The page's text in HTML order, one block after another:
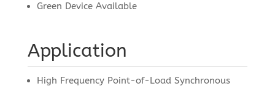
Green Device Available
Application
High Frequency Point-of-Load Synchronous